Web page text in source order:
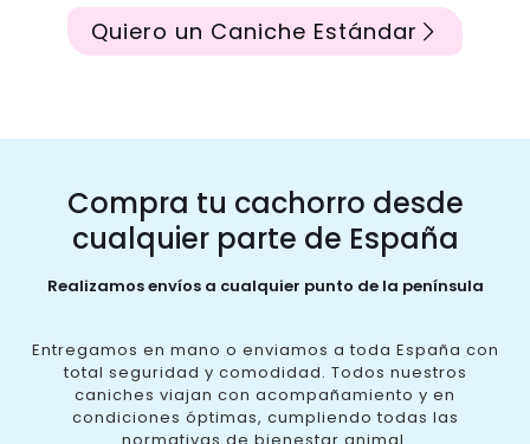
Quiero un Caniche Estándar
Compra tu cachorro desde
cualquier parte de España
Realizamos envíos a cualquier punto de la península
Entregamos en mano o enviamos a toda España con
total seguridad y comodidad. Todos nuestros
caniches viajan con acompañamiento y en
condiciones óptimas, cumpliendo todas las
normativas de bienestar animal.